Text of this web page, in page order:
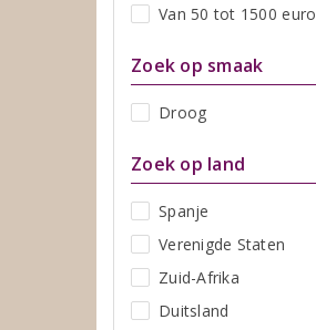
Van 50 tot 1500 euro
Zoek op smaak
Droog
Zoek op land
Spanje
Verenigde Staten
Zuid-Afrika
Duitsland